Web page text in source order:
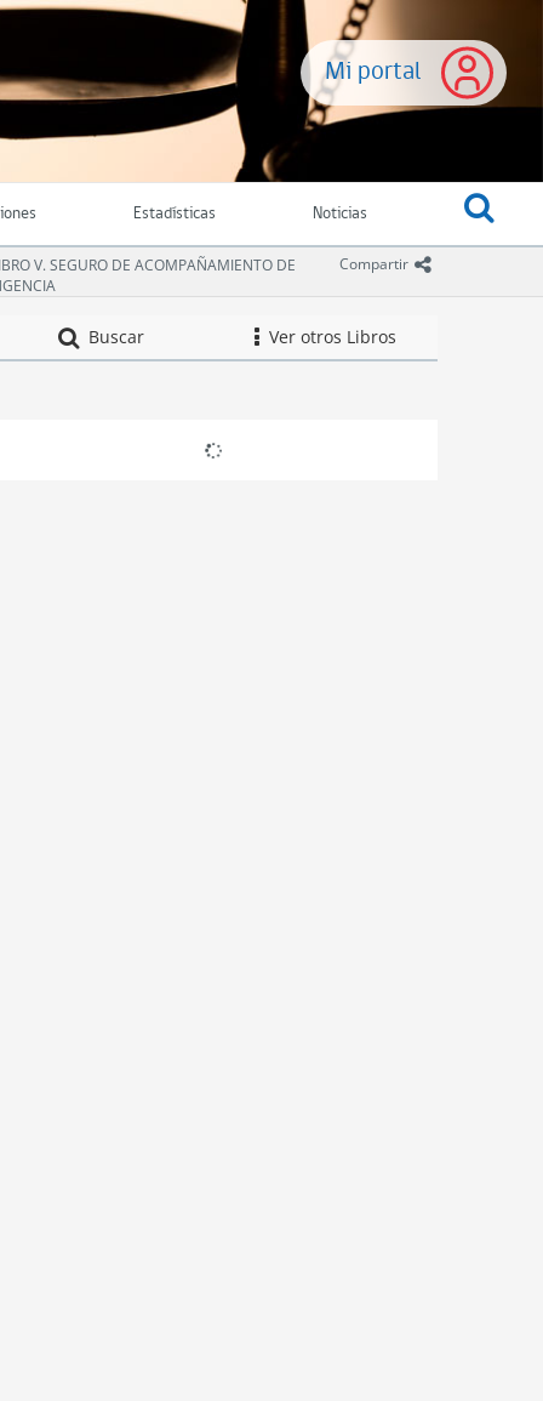
Mi portal
Estadísticas Noticias
Compartir icono
V. SEGURO DE ACOMPAÑAMIENTO DE
Buscar icono
Ver otros LibrosCompendio de